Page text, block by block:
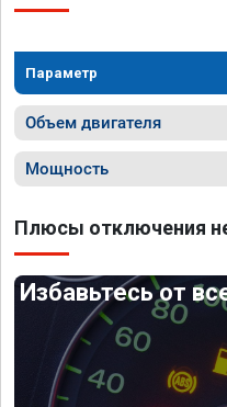
Параметр
Объем двигателя
Мощность
Плюсы отключения
Избавьтесь от